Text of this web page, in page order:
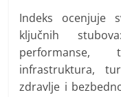
Indeks ocenjuje
ključnih
performanse,
infrastruktura,
zdravlje i